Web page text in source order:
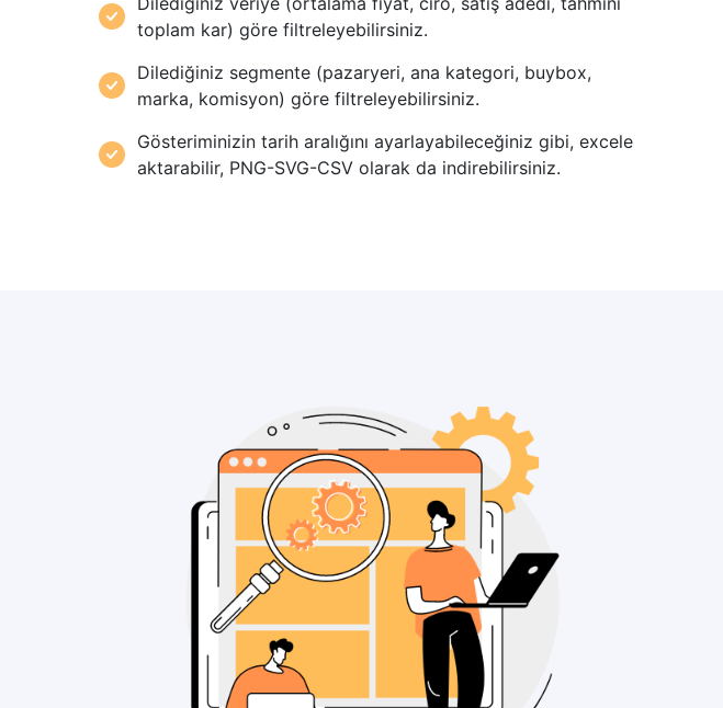
toplam kar) göre filtreleyebilirsiniz.
Dilediğiniz segmente (pazaryeri, ana kategori, buybox,
marka, komisyon) göre filtreleyebilirsiniz.
Gösteriminizin tarih aralığını ayarlayabileceğiniz gibi, excele
aktarabilir, PNG-SVG-CSV olarak da indirebilirsiniz.